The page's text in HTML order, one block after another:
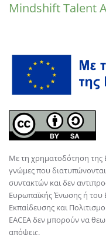
Mindshift Talent
Με τη χρηματοδότηση της
γνώμες που
συντακτών και δεν
Ευρωπαϊκής Ένωσης ή του
Εκπαίδευσης και
EACEA δεν μπορούν να
απόψεις.